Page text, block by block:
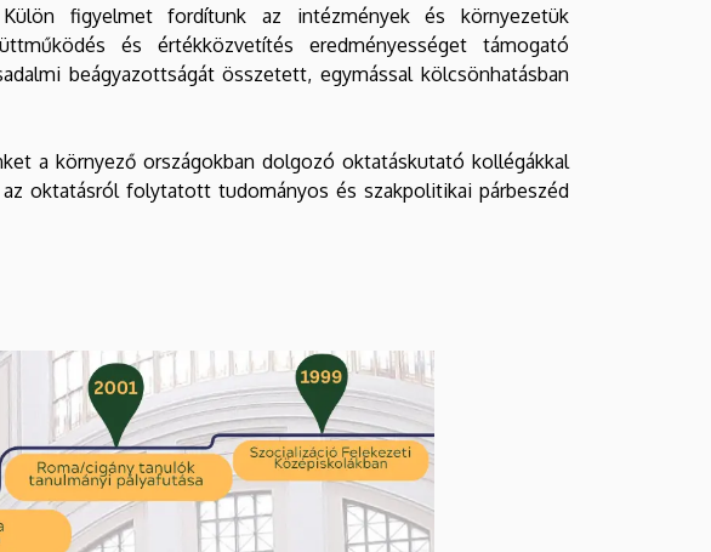
figyelmet fordítunk az intézmények és környezetük
és értékközvetítés eredményességet támogató
beágyazottságát összetett, egymással kölcsönhatásban
a környező országokban dolgozó oktatáskutató kollégákkal
oktatásról folytatott tudományos és szakpolitikai párbeszéd